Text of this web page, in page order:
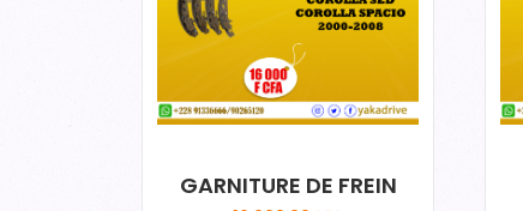
GARNITURE DE FREIN